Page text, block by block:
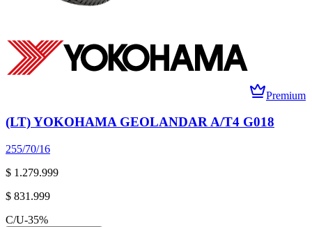
Premium
(LT) YOKOHAMA GEOLANDAR A/T4 G018
255/70/16
$ 1.279.999
$ 831.999
C/U-35%